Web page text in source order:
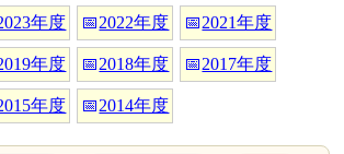
年度 📅2022年度 📅2021年度
年度 📅2018年度 📅2017年度
年度 📅2014年度